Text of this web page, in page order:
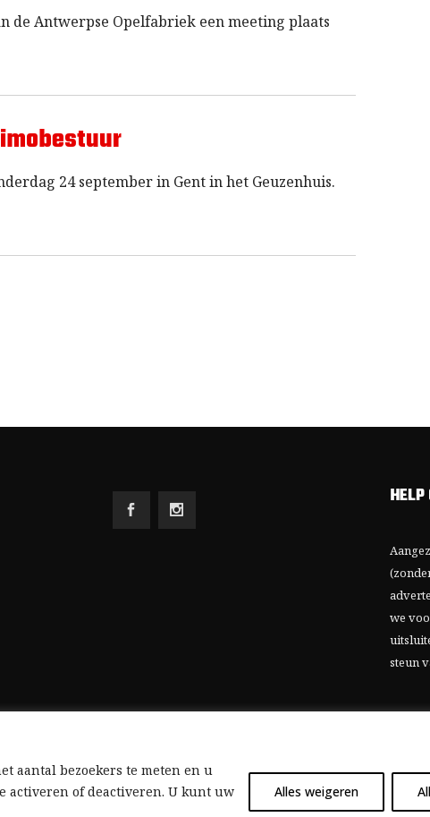
aantal bezoekers te meten en u
activeren of deactiveren. U kunt uw
Alles weigeren
de Antwerpse Opelfabriek een meeting plaats
24 september in Gent in het Geuzenhuis.
HELP
we
steun
Bij